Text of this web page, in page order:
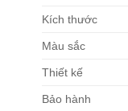
Kích thước
Màu sắc
Thiết kế
Bảo hành